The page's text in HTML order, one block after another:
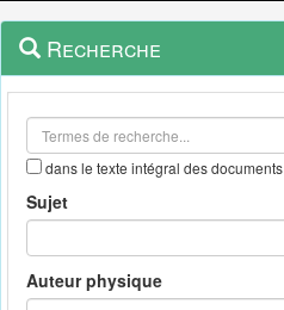
Navigation
outils
Menu
contextuel
Recherche
dans le texte intégral des documents
Sujet
Auteur physique